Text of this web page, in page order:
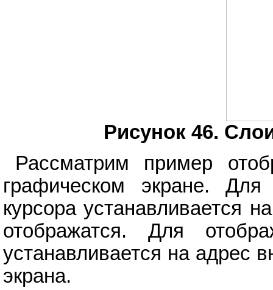
Рисунок 46.
Рассматрим пример
графическом экране.
курсора устанавливается
отображатся. Для
устанавливается на адрес
экрана.